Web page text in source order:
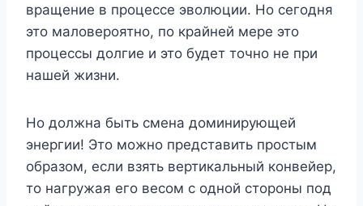
вращение в процессе эволюции. Но сегодня
это маловероятно, по крайней мере это
процессы долгие и это будет точно не при
нашей жизни.
Но должна быть смена доминирующей
энергии! Это можно представить простым
образом, если взять вертикальный конвейер,
то нагружая его весом с одной стороны под